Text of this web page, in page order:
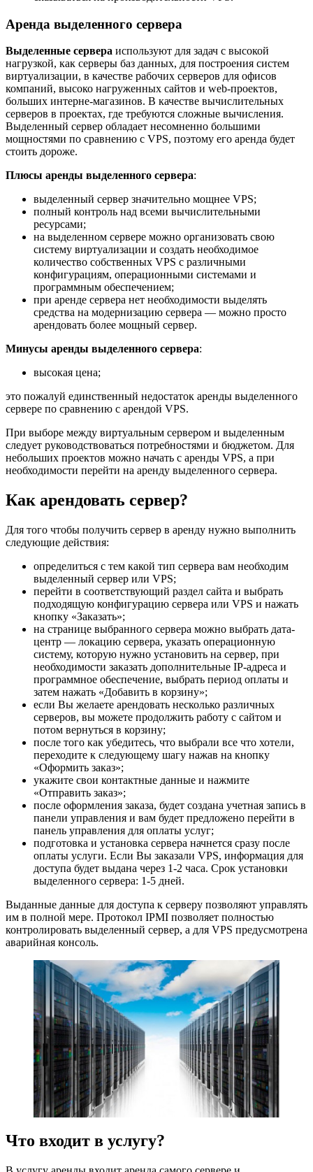
Аренда выделенного сервера
Выделенные сервера используют для задач с высокой
нагрузкой, как серверы баз данных, для построения систем
виртуализации, в качестве рабочих серверов для офисов
компаний, высоко нагруженных сайтов и web-проектов,
больших интерне-магазинов. В качестве вычислительных
серверов в проектах, где требуются сложные вычисления.
Выделенный сервер обладает несомненно большими
мощностями по сравнению с VPS, поэтому его аренда будет
стоить дороже.
Плюсы аренды выделенного сервера:
выделенный сервер значительно мощнее VPS;
полный контроль над всеми вычислительными
ресурсами;
на выделенном сервере можно организовать свою
систему виртуализации и создать необходимое
количество собственных VPS с различными
конфигурациям, операционными системами и
программным обеспечением;
при аренде сервера нет необходимости выделять
средства на модернизацию сервера — можно просто
арендовать более мощный сервер.
Минусы аренды выделенного сервера:
высокая цена;
это пожалуй единственный недостаток аренды выделенного
сервере по сравнению с арендой VPS.
При выборе между виртуальным сервером и выделенным
следует руководствоваться потребностями и бюджетом. Для
небольших проектов можно начать с аренды VPS, а при
необходимости перейти на аренду выделенного сервера.
Как арендовать сервер?
Для того чтобы получить сервер в аренду нужно выполнить
следующие действия:
определиться с тем какой тип сервера вам необходим
выделенный сервер или VPS;
перейти в соответствующий раздел сайта и выбрать
подходящую конфигурацию сервера или VPS и нажать
кнопку «Заказать»;
на странице выбранного сервера можно выбрать дата-
центр — локацию сервера, указать операционную
систему, которую нужно установить на сервер, при
необходимости заказать дополнительные IP-адреса и
программное обеспечение, выбрать период оплаты и
затем нажать «Добавить в корзину»;
если Вы желаете арендовать несколько различных
серверов, вы можете продолжить работу с сайтом и
потом вернуться в корзину;
после того как убедитесь, что выбрали все что хотели,
переходите к следующему шагу нажав на кнопку
«Оформить заказ»;
укажите свои контактные данные и нажмите
«Отправить заказ»;
после оформления заказа, будет создана учетная запись в
панели управления и вам будет предложено перейти в
панель управления для оплаты услуг;
подготовка и установка сервера начнется сразу после
оплаты услуги. Если Вы заказали VPS, информация для
доступа будет выдана через 1-2 часа. Срок установки
выделенного сервера: 1-5 дней.
Выданные данные для доступа к серверу позволяют управлять
им в полной мере. Протокол IPMI позволяет полностью
контролировать выделенный сервер, а для VPS предусмотрена
аварийная консоль.
Что входит в услугу?